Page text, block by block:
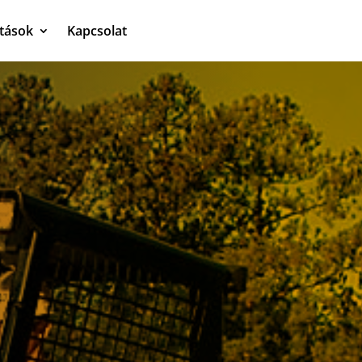
Kapcsolat